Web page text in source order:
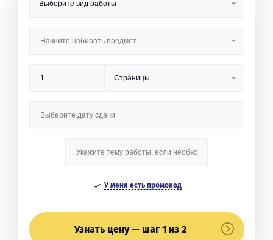
У меня есть промокод
Узнать цену — шаг 1 из 2